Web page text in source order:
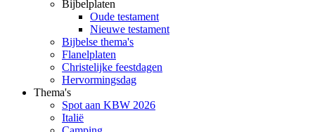
Bijbelplaten
Oude testament
Nieuwe testament
Bijbelse thema's
Flanelplaten
Christelijke feestdagen
Hervormingsdag
Thema's
Spot aan KBW 2026
Italië